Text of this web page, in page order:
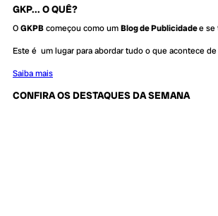
GKP... O QUÊ?
OGKPBcomeçou como umBlog de Publicidadee se
Este é um lugar para abordar tudo o que acontece
Saiba mais
CONFIRA OS DESTAQUES DA SEMANA